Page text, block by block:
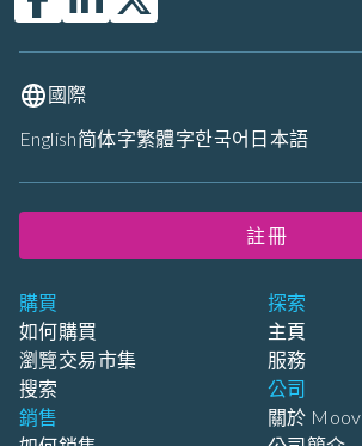
購買
如何購買
瀏覽交易市集
搜索
銷售
探索
主頁
服務
公司
關於 Moov
國際
English简体字繁體字한국어 日本語
註冊